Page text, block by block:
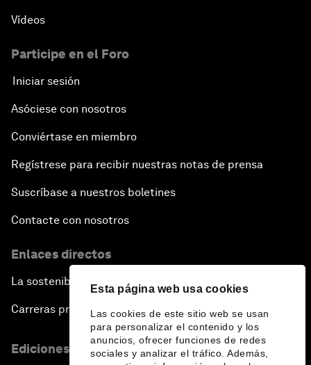
Esta página web usa cookies
Las cookies de este sitio web se usan
para personalizar el contenido y los
anuncios, ofrecer funciones de redes
sociales y analizar el tráfico. Además,
Vídeos
Participe en el Foro
Iniciar sesión
Asóciese con nosotros
Conviértase en miembro
Regístrese para recibir nuestras notas de prensa
Suscríbase a nuestros boletines
Contacte con nosotros
Enlaces directos
La sostenibilidad en el Foro
Carreras profesionales
Ediciones en otros idiomas